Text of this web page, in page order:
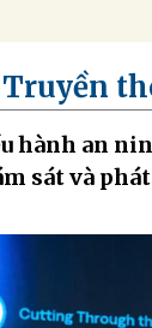
hành an
sát và